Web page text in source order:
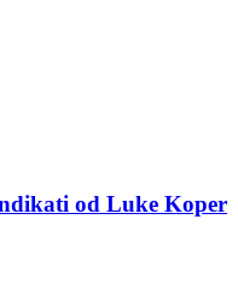
od Luke Koper